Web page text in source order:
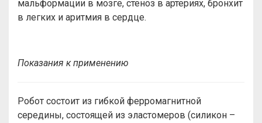
мальформации в мозге, стеноз в артериях, бронхит
в легких и аритмия в сердце.
Показания к применению
Робот состоит из гибкой ферромагнитной
середины, состоящей из эластомеров (силикон –